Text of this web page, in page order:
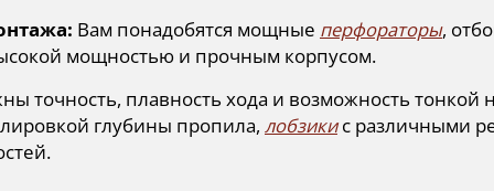
Вам понадобятся мощные перфораторы,
мощностью и прочным корпусом.
точность, плавность хода и возможность тонкой
глубины пропила, лобзикис различными